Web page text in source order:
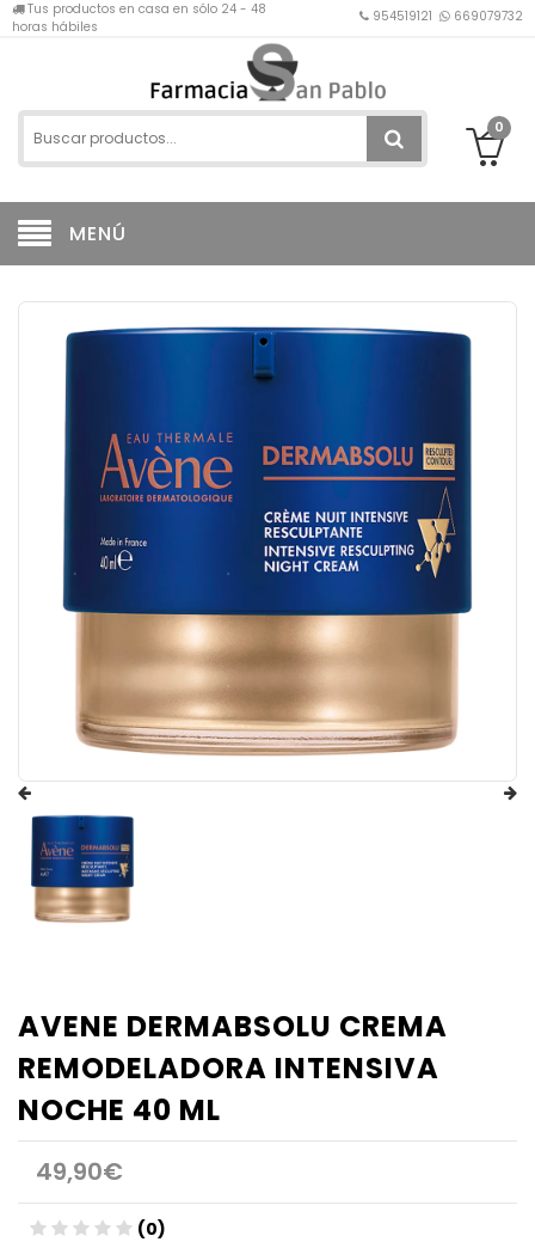
Tus productos en casa en sólo 24 - 48
horas hábiles
954519121 669079732
0
MENÚ
AVENE DERMABSOLU CREMA
REMODELADORA INTENSIVA
NOCHE 40 ML
49,90€
(0)